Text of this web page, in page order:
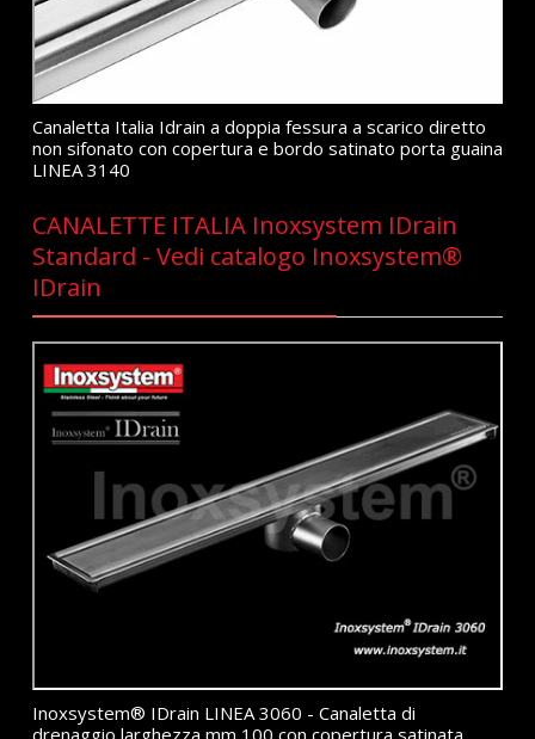
Canaletta Italia Idrain a doppia fessura a scarico diretto
non sifonato con copertura e bordo satinato porta guaina
LINEA 3140
CANALETTE ITALIA Inoxsystem IDrain
Standard - Vedi catalogo Inoxsystem®
IDrain
Inoxsystem® IDrain LINEA 3060 - Canaletta di